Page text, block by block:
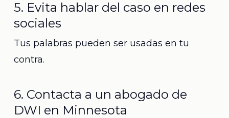
5. Evita hablar del caso en redes
sociales
Tus palabras pueden ser usadas en tu
contra.
6. Contacta a un abogado de
DWI en Minnesota